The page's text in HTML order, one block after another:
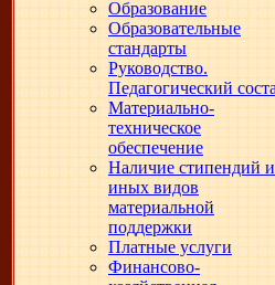
Образование
Образовательные
стандарты
Руководство.
Педагогический
Материально-
техническое
обеспечение
Наличие стипендий и
иных видов
материальной
поддержки
Платные услуги
Финансово-